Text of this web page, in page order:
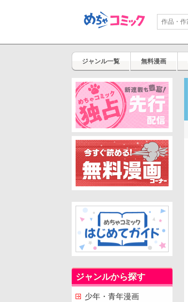
ジャンル一覧 無料漫画
ジャンルから探す
少年・青年漫画